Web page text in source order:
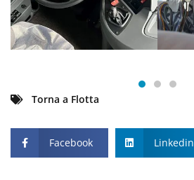
Torna a Flotta
Facebook Linkedin